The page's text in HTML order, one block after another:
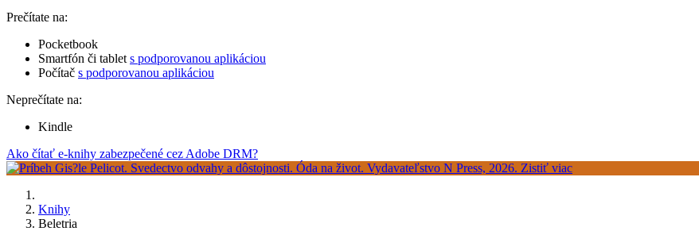
Prečítate na:
Pocketbook
Smartfón či tablet s podporovanou aplikáciou
Počítač s podporovanou aplikáciou
Neprečítate na:
Kindle
Ako čítať e-knihy zabezpečené cez Adobe DRM?
Knihy
Beletria